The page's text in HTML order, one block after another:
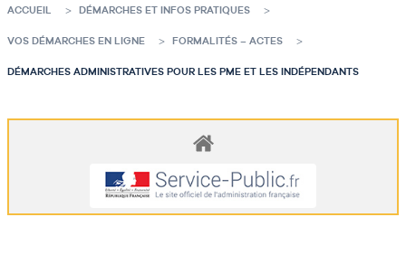
ACCUEIL DÉMARCHES ET INFOS PRATIQUES
VOS DÉMARCHES EN LIGNE FORMALITÉS – ACTES
DÉMARCHES ADMINISTRATIVES POUR LES PME ET LES INDÉPENDANTS